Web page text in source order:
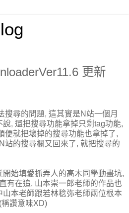
更新
搜尋的問題, 這其實是N站一個月
, 還把搜尋功能拿掉只剩tag功能,
便就把壞掉的搜尋功能也拿掉了,
站的搜尋欄又回來了, 就把搜尋的
始填愛抓弄人的高木同學動畫坑,
有在追, 山本崇一郎老師的作品也
本老師跟若林稔弥老師兩位根本
讚意味XD)